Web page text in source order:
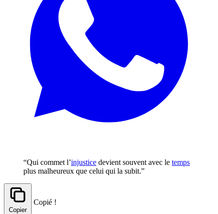
“Qui commet l’injustice devient souvent avec le temps
plus malheureux que celui qui la subit.”
Copier
Copié !